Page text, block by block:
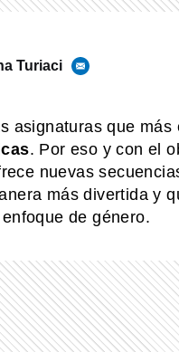
Turiaci
asignaturas que
. Por eso y con el
nuevas
más divertida y
de género.